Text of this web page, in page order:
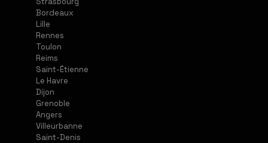
Bordeaux
Lille
Rennes
Toulon
Reims
Saint-Étienne
Le Havre
Dijon
Grenoble
Angers
Villeurbanne
Saint-Denis